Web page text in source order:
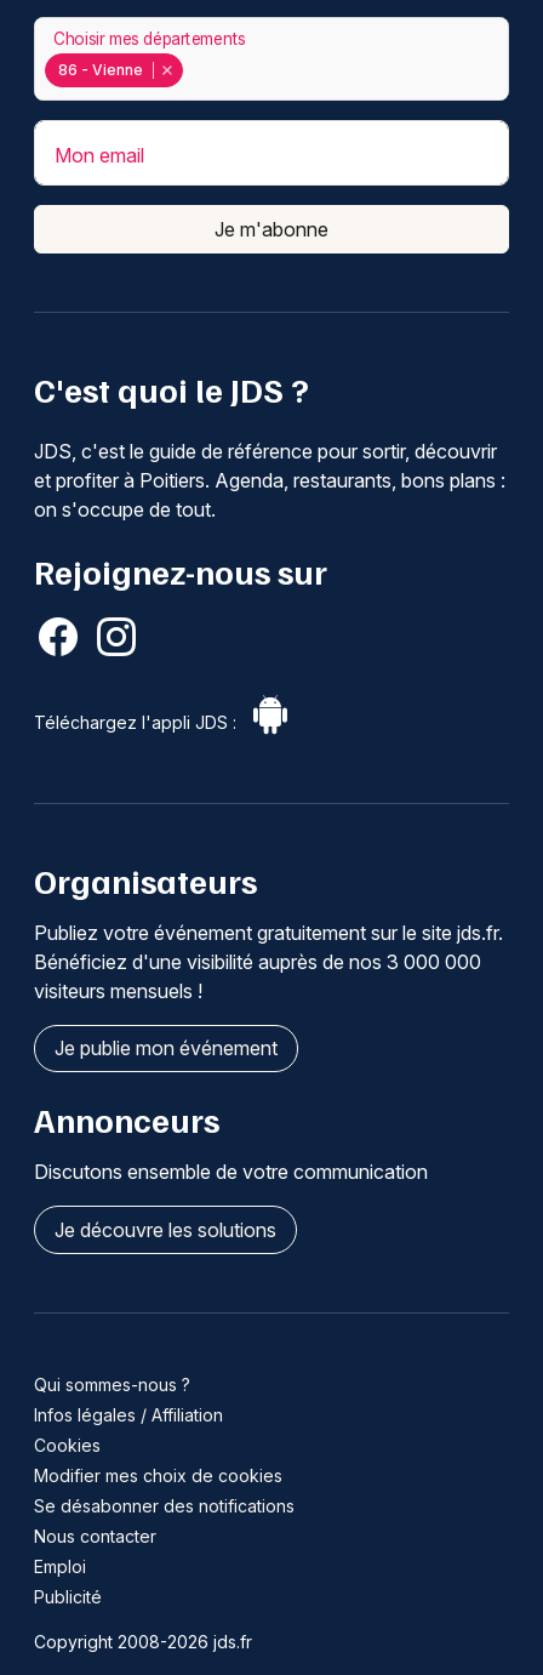
C'est quoi le JDS ?
JDS, c'est le guide de référence pour sortir, découvrir
et profiter à Poitiers. Agenda, restaurants, bons plans :
on s'occupe de tout.
Rejoignez-nous sur
Téléchargez l'appli JDS :
86 - Vienne
Choisir mes départements
Mon email
Je m'abonne
Organisateurs
Publiez votre événement gratuitement sur le site jds.fr.
Bénéficiez d'une visibilité auprès de nos 3 000 000
visiteurs mensuels !
Je publie mon événement
Annonceurs
Discutons ensemble de votre communication
Je découvre les solutions
Qui sommes-nous ?
Infos légales / Affiliation
Cookies
Modifier mes choix de cookies
Se désabonner des notifications
Nous contacter
Emploi
Publicité
Copyright 2008-2026 jds.fr